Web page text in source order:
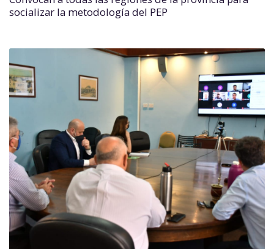
socializar la metodología del PEP